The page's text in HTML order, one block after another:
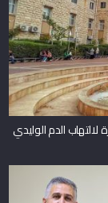
الدم الوليدي